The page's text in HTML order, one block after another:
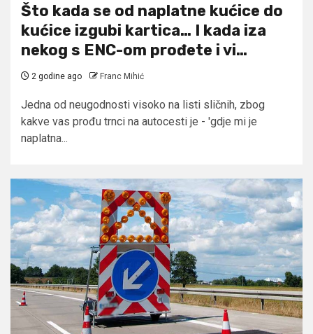
Što kada se od naplatne kućice do
kućice izgubi kartica… I kada iza
nekog s ENC-om prođete i vi…
2 godine ago Franc Mihić
Jedna od neugodnosti visoko na listi sličnih, zbog
kakve vas prođu trnci na autocesti je - 'gdje mi je
naplatna...